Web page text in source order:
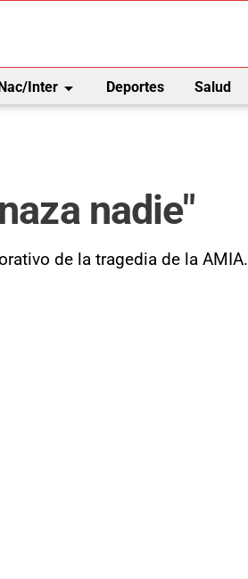
Interarrow_drop_down Deportes Salud
nadie"
de la tragedia de la AMIA.